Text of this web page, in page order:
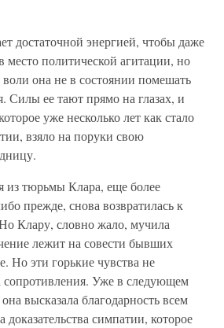
достаточной энергией, чтобы даже
место политической агитации, но
она не в состоянии помешать
Силы ее тают прямо на глазах, и
уже несколько лет как стало
взяло на поруки свою
из тюрьмы Клара, еще более
прежде, снова возвратилась к
Клару, словно жало, мучила
лежит на совести бывших
Но эти горькие чувства не
сопротивления. Уже в следующем
высказала благодарность всем
симпатии, которое